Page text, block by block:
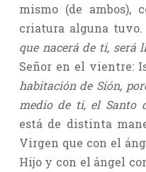
mismo (de ambos),
criatura alguna tuvo.
que nacerá de ti, será
Señor en el vientre:
habitación de Sión,
medio de ti, el Santo
está de distinta
Virgen que con el
Hijo y con el ángel